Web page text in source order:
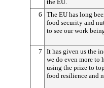
the EU.
6
The EU has long
food security and
to see our work
7
It has given us the
we do even more to
using the prize to
food resilience and